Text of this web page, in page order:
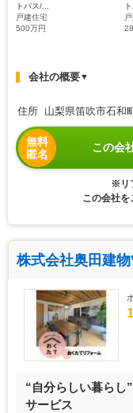
トバス/...
戸建住宅
500万円
会社の概要▼
住所 山梨県笛吹市石和
無料
匿名
この会
※リ
この会社を
株式会社奥田建物
“自分らしい暮らし
サービス